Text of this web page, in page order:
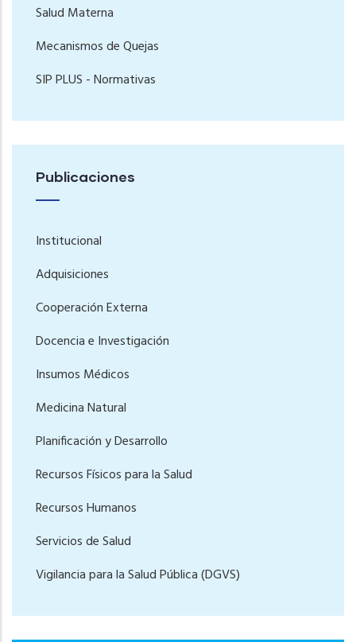
Salud Materna
Mecanismos de Quejas
SIP PLUS - Normativas
Publicaciones
Institucional
Adquisiciones
Cooperación Externa
Docencia e Investigación
Insumos Médicos
Medicina Natural
Planificación y Desarrollo
Recursos Físicos para la Salud
Recursos Humanos
Servicios de Salud
Vigilancia para la Salud Pública (DGVS)